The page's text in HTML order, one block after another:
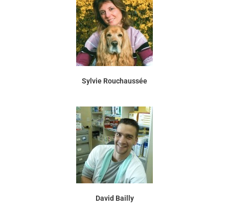
Sylvie Rouchaussée
David Bailly